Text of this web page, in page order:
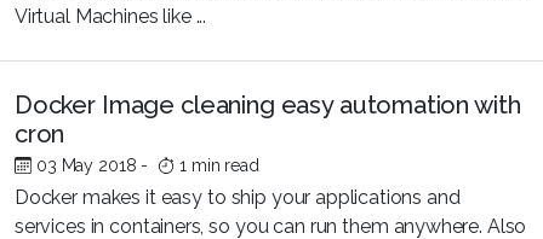
Virtual Machines like ...
Docker Image cleaning easy automation with
cron
03 May 2018 - 1 min read
Docker makes it easy to ship your applications and
services in containers, so you can run them anywhere. Also